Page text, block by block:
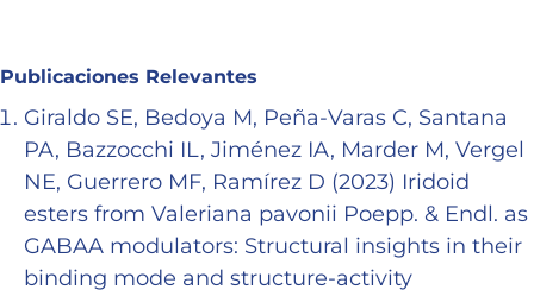
Publicaciones Relevantes
Giraldo SE, Bedoya M, Peña-Varas C, Santana
PA, Bazzocchi IL, Jiménez IA, Marder M, Vergel
NE, Guerrero MF, Ramírez D (2023) Iridoid
esters from Valeriana pavonii Poepp. & Endl. as
GABAA modulators: Structural insights in their
binding mode and structure-activity